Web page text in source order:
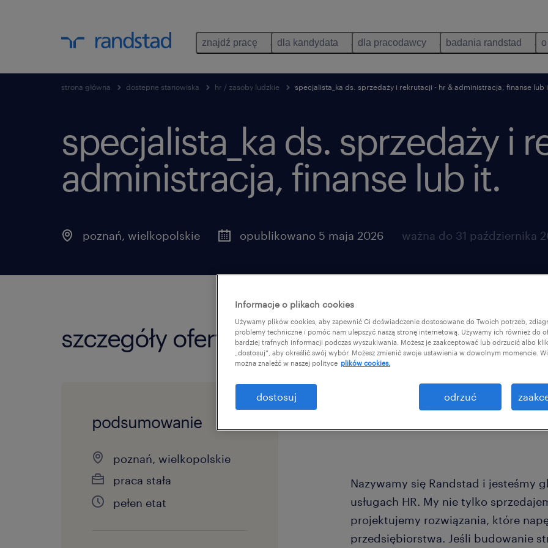
znajdź pracę dla kandydata dla pracodawcy badania randstad
strona główna dostepne stanowiska hr / zasoby ludzkie specjalista_ka ds. sprzedaży i rekrutacji - hr & administracja, finanse lub
specjalista_ka ds. sprzedaży i
administracja, finanse lub it.
poznań, wielkopolskie opublikowano 5 maja 2026 ważna do 31 października
szczegóły oferty
podsumowanie
poznań, wielkopolskie
praca stała
pełen etat
Znasz rynek rekrutacji, doskonale
szukasz skali, która pozwoli Ci
Nazywamy się Randstad i jesteśmy
usługach HR. My nie tylko
projektujemy rozwiązania, które
przedsiębiorstwa. Jeśli budowanie
Informacje o plikach cookies
Używamy plików cookies, aby zapewnić Ci doświadczenie dostosowane do Twoich potrzeb,
problemy techniczne i pomóc nam ulepszyć naszą stronę internetową. Używamy ich również do
bardziej trafnych informacji podczas wyszukiwania. Możesz je zaakceptować lub odrzucić albo
„dostosuj”, aby określić swój wybór. Możesz zmienić swoje ustawienia w dowolnym momencie.
można znaleźć w naszej polityce plików cookies.
dostosuj odrzuć